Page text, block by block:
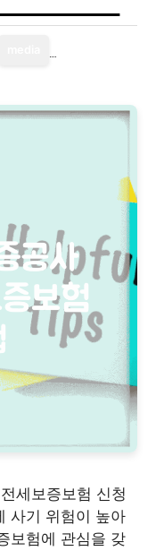
세보증보험 신청
사기 위험이 높아
보험에 관심을 갖